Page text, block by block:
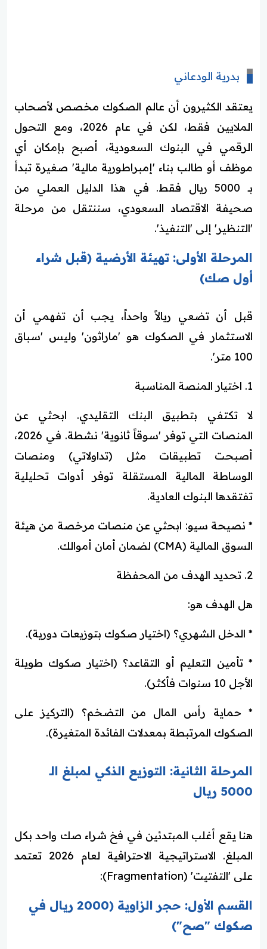
بدرية الودعاني
يعتقد الكثيرون أن عالم الصكوك مخصص لأصحاب
الملايين فقط، لكن في عام 2026، ومع التحول
الرقمي في البنوك السعودية، أصبح بإمكان أي
موظف أو طالب بناء 'إمبراطورية مالية' صغيرة تبدأ
بـ 5000 ريال فقط. في هذا الدليل العملي من
صحيفة الاقتصاد السعودي، سننتقل من مرحلة
'التنظير' إلى 'التنفيذ'.
المرحلة الأولى: تهيئة الأرضية (قبل شراء
أول صك)
قبل أن تضعي ريالاً واحداً، يجب أن تفهمي أن
الاستثمار في الصكوك هو 'ماراثون' وليس 'سباق
100 متر'.
1. اختيار المنصة المناسبة
لا تكتفي بتطبيق البنك التقليدي. ابحثي عن
المنصات التي توفر 'سوقاً ثانوية' نشطة. في 2026،
أصبحت تطبيقات مثل (تداولاتي) ومنصات
الوساطة المالية المستقلة توفر أدوات تحليلية
تفتقدها البنوك العادية.
* نصيحة سيو: ابحثي عن منصات مرخصة من هيئة
السوق المالية (CMA) لضمان أمان أموالك.
2. تحديد الهدف من المحفظة
هل الهدف هو:
* الدخل الشهري؟ (اختيار صكوك بتوزيعات دورية).
* تأمين التعليم أو التقاعد؟ (اختيار صكوك طويلة
الأجل 10 سنوات فأكثر).
* حماية رأس المال من التضخم؟ (التركيز على
الصكوك المرتبطة بمعدلات الفائدة المتغيرة).
المرحلة الثانية: التوزيع الذكي لمبلغ الـ
5000 ريال
هنا يقع أغلب المبتدئين في فخ شراء صك واحد بكل
المبلغ. الاستراتيجية الاحترافية لعام 2026 تعتمد
على 'التفتيت' (Fragmentation):
القسم الأول: حجر الزاوية (2000 ريال في
صكوك "صح")